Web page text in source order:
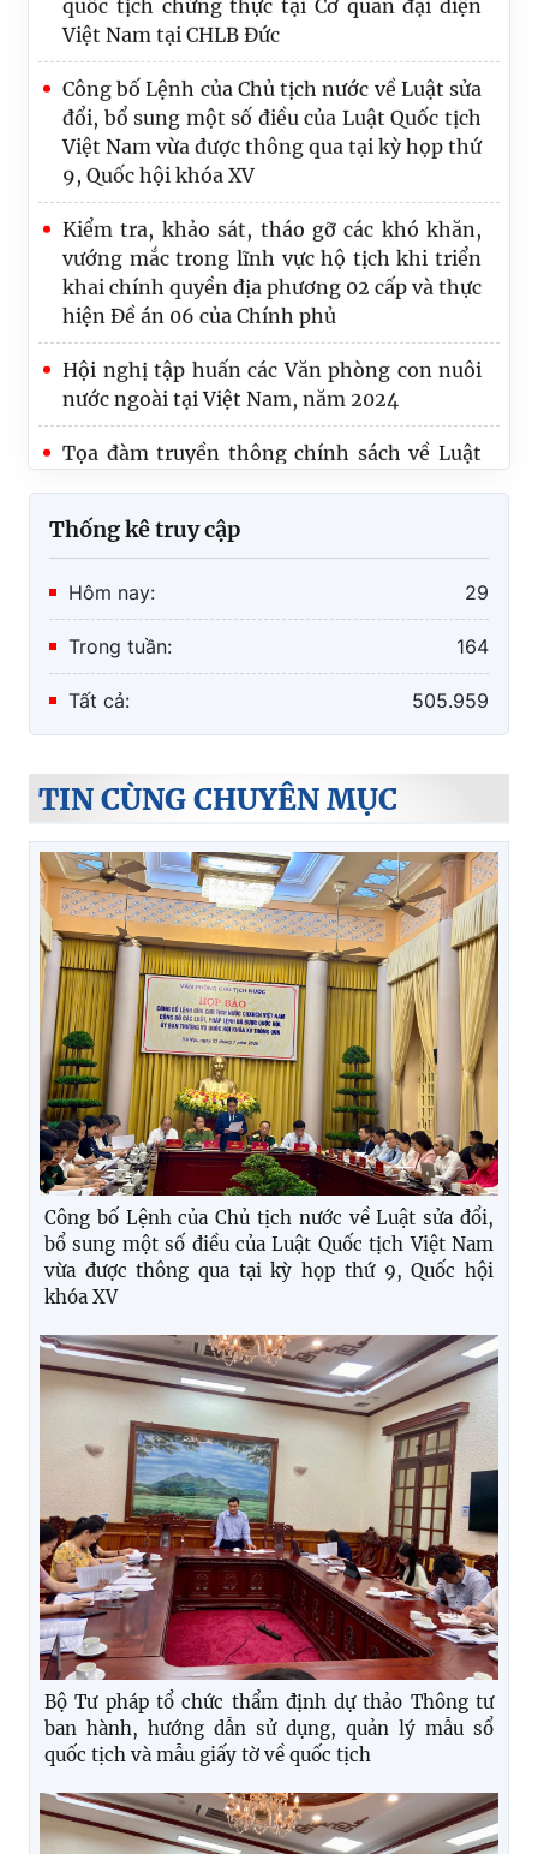
Công bố Lệnh của Chủ tịch nước về Luật sửa
đổi, bổ sung một số điều của Luật Quốc tịch
Việt Nam vừa được thông qua tại kỳ họp thứ
9, Quốc hội khóa XV
Kiểm tra, khảo sát, tháo gỡ các khó khăn,
vướng mắc trong lĩnh vực hộ tịch khi triển
khai chính quyền địa phương 02 cấp và thực
hiện Đề án 06 của Chính phủ
Hội nghị tập huấn các Văn phòng con nuôi
nước ngoài tại Việt Nam, năm 2024
Tọa đàm truyền thông chính sách về Luật
Nuôi con nuôi (sửa đổi)
Thống kê truy cập
Hôm nay: 29
Trong tuần: 164
Tất cả: 505.959
TIN CÙNG CHUYÊN MỤC
Công bố Lệnh của Chủ tịch nước về Luật sửa đổi,
bổ sung một số điều của Luật Quốc tịch Việt Nam
vừa được thông qua tại kỳ họp thứ 9, Quốc hội
khóa XV
Bộ Tư pháp tổ chức thẩm định dự thảo Thông tư
ban hành, hướng dẫn sử dụng, quản lý mẫu sổ
quốc tịch và mẫu giấy tờ về quốc tịch